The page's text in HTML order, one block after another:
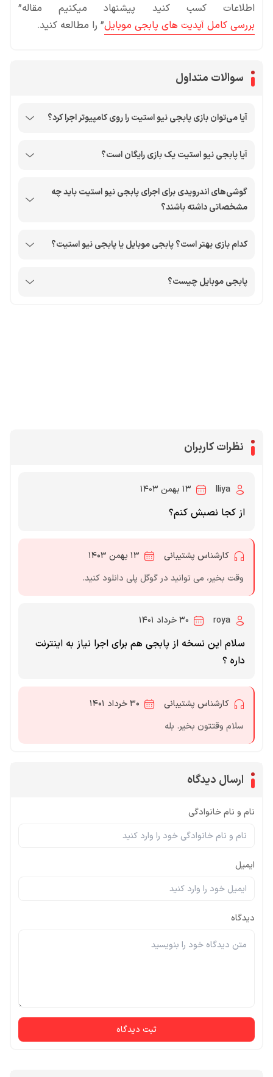
اطلاعات کسب کنید پیشنهاد میکنیم مقاله”
بررسی کامل آپدیت های پابجی موبایل” را مطالعه کنید.
سوالات متداول
آیا می‌توان بازی پابجی نیو استیت را روی کامپیوتر اجرا کرد؟
آیا پابجی نیو استیت یک بازی رایگان است؟
گوشی‌های اندرویدی برای اجرای پابجی نیو استیت باید چه
مشخصاتی داشته باشند؟
کدام بازی بهتر است؟ پابجی موبایل یا پابجی نیو استیت؟
پابجی موبایل چیست؟
نظرات کاربران
Iliya ۱۳ بهمن ۱۴۰۳
از کجا نصبش کنم؟
کارشناس پشتیبانی
۱۳ بهمن ۱۴۰۳
وقت بخیر، می توانید در گوگل پلی دانلود کنید.
roya ۳۰ خرداد ۱۴۰۱
سلام این نسخه از پابجی هم برای اجرا نیاز به اینترنت
داره ؟
کارشناس پشتیبانی
۳۰ خرداد ۱۴۰۱
سلام وقتتون بخیر. بله
ارسال دیدگاه
نام و نام خانوادگی
ایمیل
دیدگاه
ثبت دیدگاه